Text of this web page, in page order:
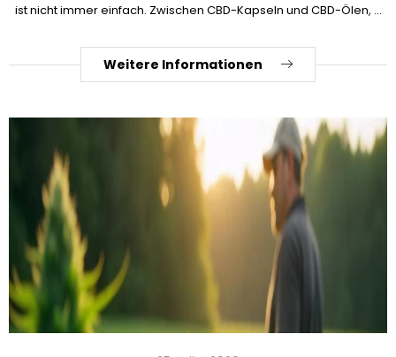
ist nicht immer einfach. Zwischen CBD-Kapseln und CBD-Ölen, ...
Weitere Informationen